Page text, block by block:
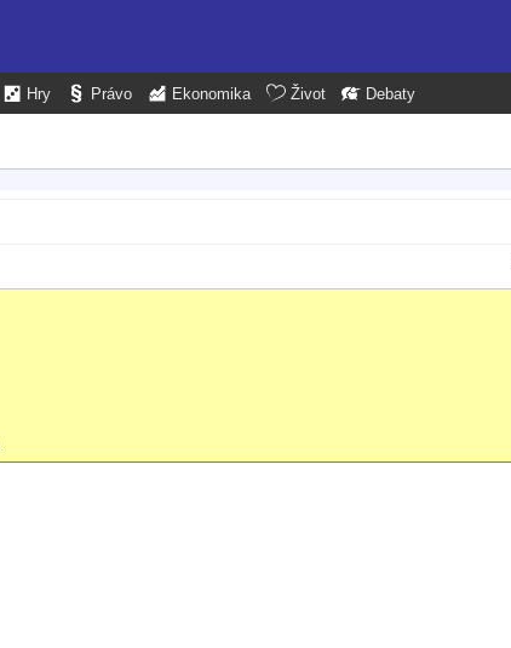
Hry Právo Ekonomika Život Debaty